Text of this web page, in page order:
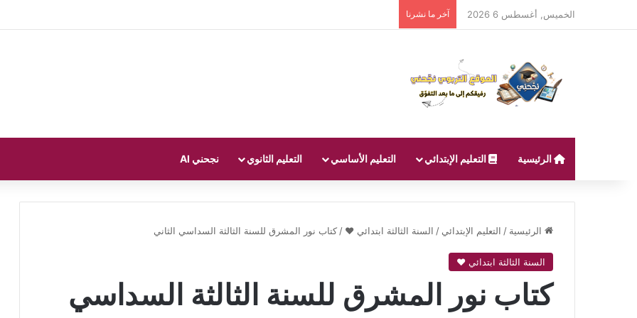
الخميس, أغسطس 6 2026 آخر ما نشرنا
الرئيسية التعليم الإبتدائي التعليم الأساسي التعليم الثانوي نجحني AI
الرئيسية / التعليم الإبتدائي / السنة الثالثة ابتدائي ❤ / كتاب نور المشرق للسنة الثالثة السداسي الثاني
السنة الثالثة ابتدائي ❤
كتاب نور المشرق للسنة الثالثة السداسي